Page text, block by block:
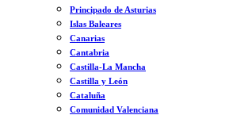
Principado de Asturias
Islas Baleares
Canarias
Cantabria
Castilla-La Mancha
Castilla y León
Cataluña
Comunidad Valenciana